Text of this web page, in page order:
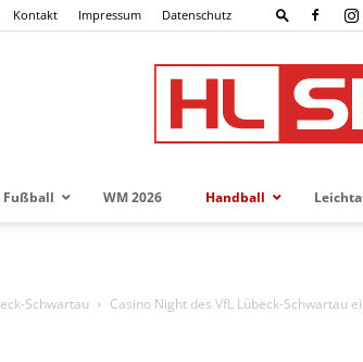
Kontakt Impressum Datenschutz
Fußball WM 2026 Handball
Schwartau Casino Night des VfL Lübeck-Schwartau